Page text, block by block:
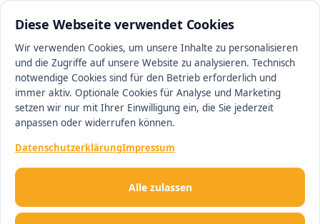
Diese Webseite verwendet Cookies
Wir verwenden Cookies, um unsere Inhalte zu personalisieren
und die Zugriffe auf unsere Website zu analysieren. Technisch
notwendige Cookies sind für den Betrieb erforderlich und
immer aktiv. Optionale Cookies für Analyse und Marketing
setzen wir nur mit Ihrer Einwilligung ein, die Sie jederzeit
anpassen oder widerrufen können.
DatenschutzerklärungImpressum
Alle zulassen